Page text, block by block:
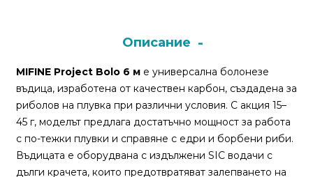
Монтажи
и
поводи
Плувки
за
Описание
MIFINE Project Bolo 6 м е универсална болонезе
въдица, изработена от качествен карбон, създадена за
риболов на плувка при различни условия. С акция 15–
45 г, моделът предлага достатъчно мощност за работа
с по-тежки плувки и справяне с едри и борбени риби.
Въдицата е оборудвана с издължени SIC водачи с
дълги крачета, които предотвратяват залепването на